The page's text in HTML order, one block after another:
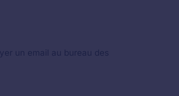
un email au bureau des